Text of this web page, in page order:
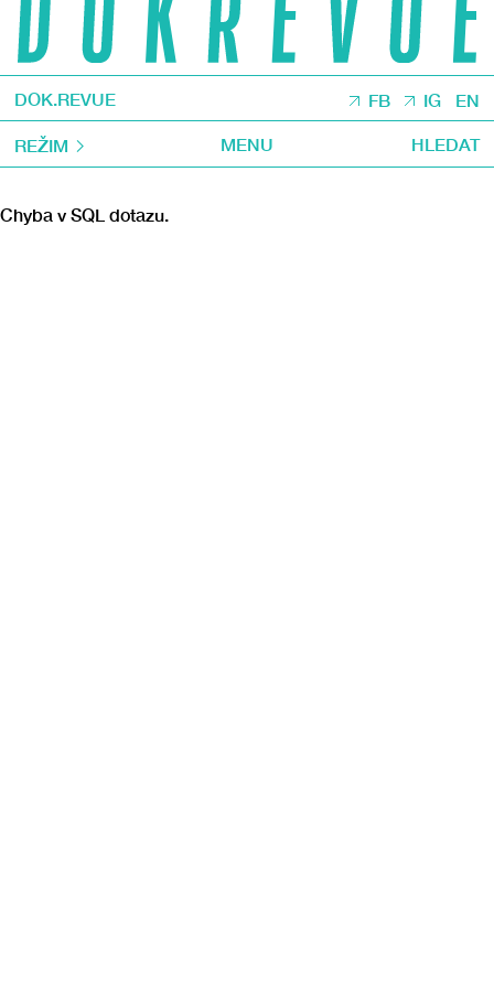
DOK.REVUE FB IG EN
REŽIM MENU HLEDAT
Chyba v SQL dotazu.